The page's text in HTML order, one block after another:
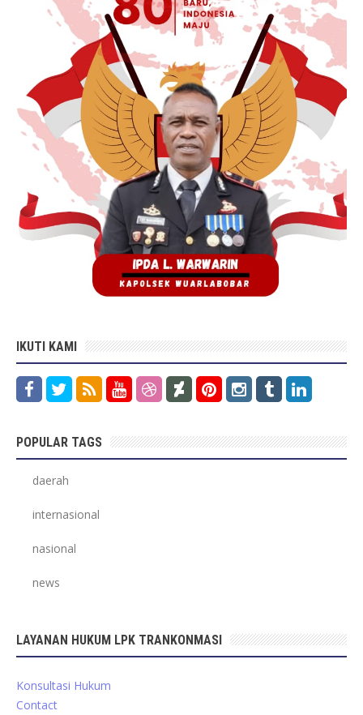
IKUTI KAMI
POPULAR TAGS
daerah
internasional
nasional
news
LAYANAN HUKUM LPK TRANKONMASI
Konsultasi Hukum
Contact